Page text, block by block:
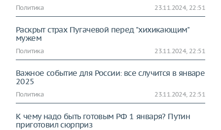
Политика 23.11.2024, 22:51
Раскрыт страх Пугачевой перед "хихикающим"
мужем
Политика 23.11.2024, 22:51
Важное событие для России: все случится в январе
2025
Политика 23.11.2024, 22:51
К чему надо быть готовым РФ 1 января? Путин
приготовил сюрприз